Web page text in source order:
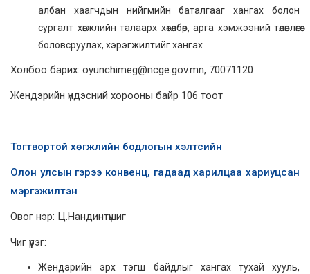
албан хаагчдын нийгмийн баталгааг хангах болон
сургалт хөгжлийн талаарх хөтөлбөр, арга хэмжээний төлөвлөгөө
боловсруулах, хэрэгжилтийг хангах
Холбоо барих: oyunchimeg@ncge.gov.mn, 70071120
Жендэрийн үндэсний хорооны байр 106 тоот
Тогтвортой хөгжлийн бодлогын хэлтсийн
Олон улсын гэрээ конвенц, гадаад харилцаа хариуцсан
мэргэжилтэн
Овог нэр: Ц.Нандинтүшиг
Чиг үүрэг:
Жендэрийн эрх тэгш байдлыг хангах тухай хууль,